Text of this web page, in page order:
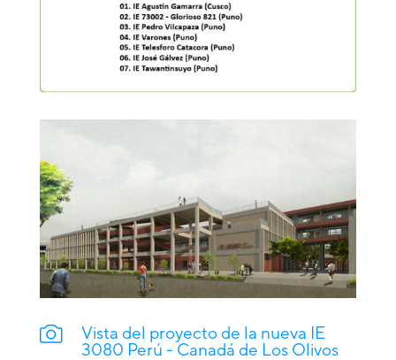
Vista del proyecto de la nueva IE
3080 Perú - Canadá de Los Olivos